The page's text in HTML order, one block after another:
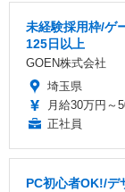
未経験採用枠/ゲ
125日以上
GOEN株式会社
埼玉県
月給30万円～
正社員
PC初心者OK!/デ